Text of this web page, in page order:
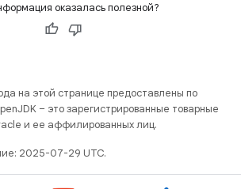
оказалась полезной?
на этой странице предоставлены по
– это зарегистрированные товарные
и ее аффилированных лиц.
2025-07-29 UTC.